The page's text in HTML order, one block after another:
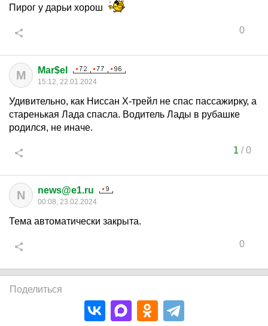
Пирог у дарьи хорош
0
M Mar$el
15:12, 22.01.2024
Удивительно, как Ниссан Х-трейл не спас пассажирку, а
старенькая Лада спасла. Водитель Лады в рубашке
родился, не иначе.
1 /0
N news@e1.ru
00:08, 23.02.2024
Тема автоматически закрыта.
0
Поделиться